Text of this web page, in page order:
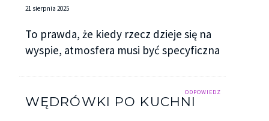
21 sierpnia 2025
To prawda, że kiedy rzecz dzieje się na
wyspie, atmosfera musi być specyficzna
ODPOWIEDZ
WĘDRÓWKI PO KUCHNI